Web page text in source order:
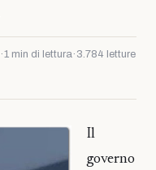
·1 min di lettura· 3.784 letture
Il
governo